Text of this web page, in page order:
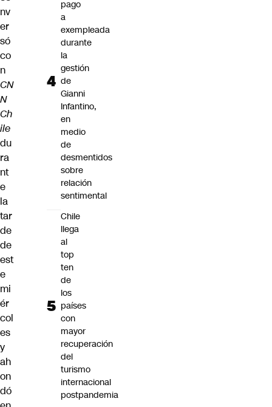
nv
er
só
co
n
CN
N
Ch
ile
du
ra
nt
e
la
tar
de
de
est
e
mi
ér
col
es
y
ah
on
dó
pago
a
exempleada
durante
la
gestión
de
Gianni
Infantino,
en
medio
de
desmentidos
sobre
relación
sentimental
Chile
llega
al
top
ten
de
los
países
con
mayor
recuperación
del
turismo
internacional
postpandemia